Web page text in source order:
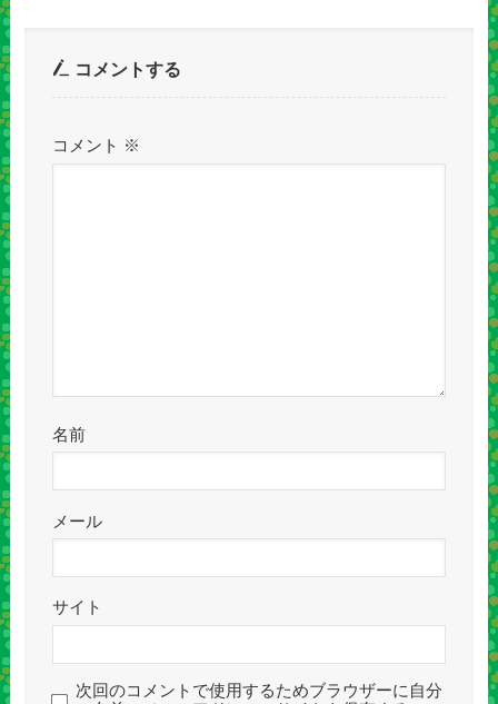
コメントする
コメント ※
名前
メール
サイト
次回のコメントで使用するためブラウザーに自分